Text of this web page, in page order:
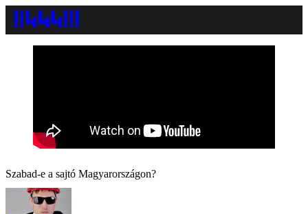
Szabad-e a sajtó Magyarországon?